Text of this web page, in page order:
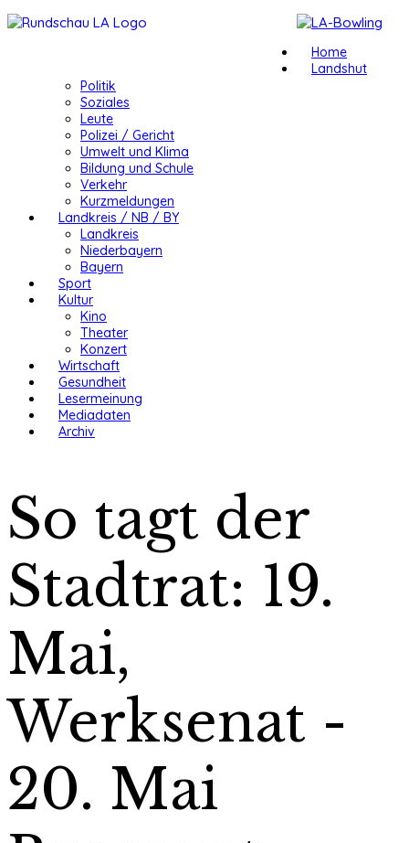
Home
Landshut
Politik
Soziales
Leute
Polizei / Gericht
Umwelt und Klima
Bildung und Schule
Verkehr
Kurzmeldungen
Landkreis / NB / BY
Landkreis
Niederbayern
Bayern
Sport
Kultur
Kino
Theater
Konzert
Wirtschaft
Gesundheit
Lesermeinung
Mediadaten
Archiv
So tagt der
Stadtrat: 19.
Mai,
Werksenat -
20. Mai